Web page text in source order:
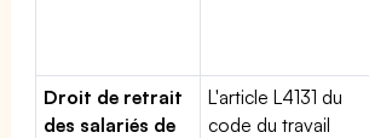
Droit de retrait
des salariés de
L'article L4131 du
code du travail